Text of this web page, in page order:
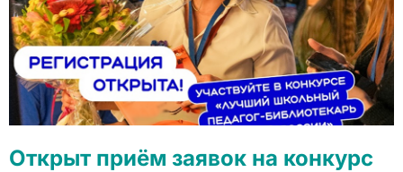
Открыт приём заявок на конкурс